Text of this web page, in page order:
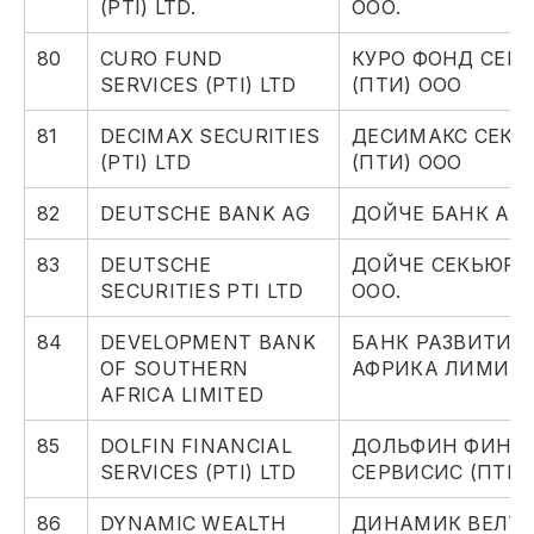
(PTI) LTD. ООО.
80
CURO FUND
SERVICES (PTI) LTD
КУРО ФОНД
(ПТИ) ООО
81
DECIMAX SECURITIES
(PTI) LTD
ДЕСИМАКС
(ПТИ) ООО
82 DEUTSCHE BANK AG ДОЙЧЕ БАНК АГ
83
DEUTSCHE
SECURITIES PTI LTD
ДОЙЧЕ
ООО.
84
DEVELOPMENT BANK
OF SOUTHERN
AFRICA LIMITED
БАНК
АФРИКА
85
DOLFIN FINANCIAL
SERVICES (PTI) LTD
ДОЛЬФИН
СЕРВИСИС
86 DYNAMIC WEALTH ДИНАМИК ВЕЛТС